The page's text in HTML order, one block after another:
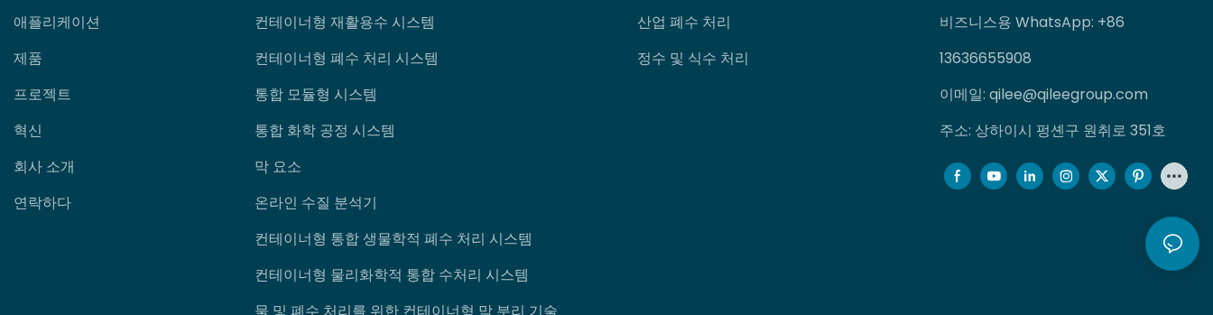
애플리케이션
제품
프로젝트
혁신
회사 소개
연락하다
컨테이너형 재활용수 시스템
컨테이너형 폐수 처리 시스템
통합 모듈형 시스템
통합 화학 공정 시스템
막 요소
온라인 수질 분석기
컨테이너형 통합 생물학적 폐수 처리 시스템
컨테이너형 물리화학적 통합 수처리 시스템
산업 폐수 처리
정수 및 식수 처리
비즈니스용 WhatsApp: +86
13636655908
이메일: qilee@qileegroup.com
주소: 상하이시 펑셴구 원취로 351호